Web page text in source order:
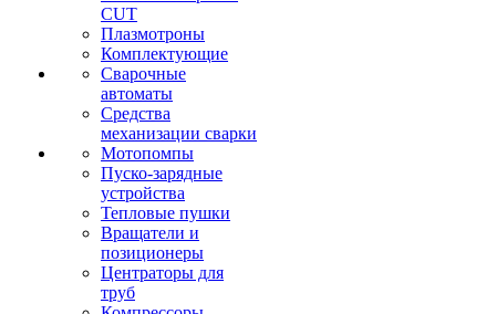
CUT
Плазмотроны
Комплектующие
Сварочные
автоматы
Средства
механизации сварки
Мотопомпы
Пуско-зарядные
устройства
Тепловые пушки
Вращатели и
позиционеры
Центраторы для
труб